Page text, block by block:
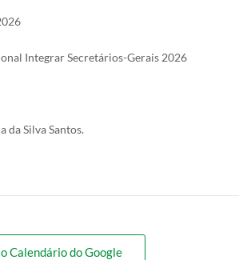
Integrar Secretários-Gerais 2026
da Silva Santos.
Calendário do Google